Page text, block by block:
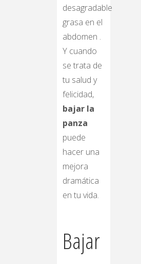
desagradable
grasa en el
abdomen .
Y cuando
se trata de
tu salud y
felicidad,
bajar la
panza
puede
hacer una
mejora
dramática
en tu vida.
Bajar